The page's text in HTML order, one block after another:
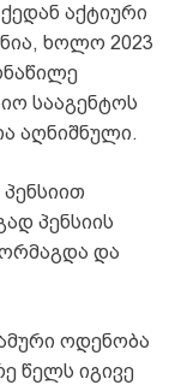
აქტიური
ხოლო 2023
სააგენტოს
აღნიშნული.
პენსიის
და
ოდენობა
წელს იგივე